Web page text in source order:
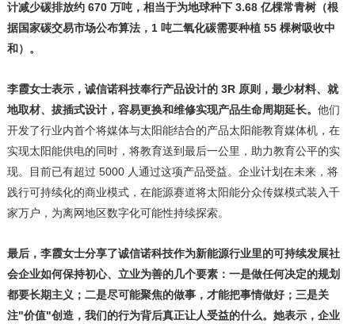
计减少碳排放约 670 万吨，相当于为地球种下 3.68 亿棵常青树（根
据国家碳交易市场公布算法，1 吨二氧化碳需要种植 55 棵树吸收中
和）。
李霞女士表示，诚信诺科技奉行产品设计的3R 原则，最少材料、就
地取材、拔插式设计，容易更换和维修实现产品生命周期延长。 他们
开发了行业内首个将媒体与太阳能结合的产品太阳能教育媒体机，在
实现太阳能供电的同时，将教育送到最后一公里，助力教育公平的实
现。目前已有超过 5000 人通过这项产品受益。企业计划在未来，将
践行可持续化的商业模式，在能源赛道将太阳能分众传媒模式装入千
家万户，为离网地区数字化可能性持续探索。
最后，李霞女士分享了诚信诺科技作为新能源行业里的可持续发展社
会企业如何保持初心、立业为善的几个要素：一是做任何决定的规划
都要长期主义；二是尽可能聚焦的做事，才能把事情做好；三是关
注"价值"创造，我们的行为背后真正让人受益的什么。她表示，企业